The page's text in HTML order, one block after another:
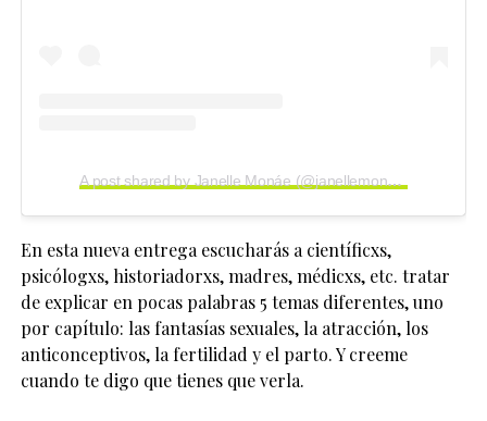
A post shared by Janelle Monáe (@janellemonae)
En esta nueva entrega escucharás a científicxs,
psicólogxs, historiadorxs, madres, médicxs, etc. tratar
de explicar en pocas palabras 5 temas diferentes, uno
por capítulo: las fantasías sexuales, la atracción, los
anticonceptivos, la fertilidad y el parto. Y creeme
cuando te digo que tienes que verla.